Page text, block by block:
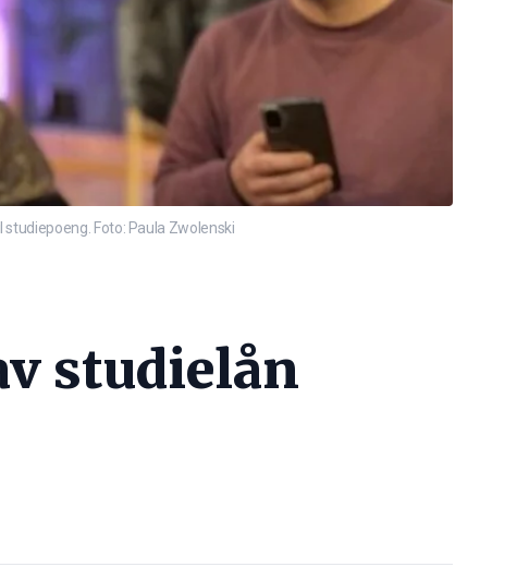
Foto: Paula Zwolenski
studielån